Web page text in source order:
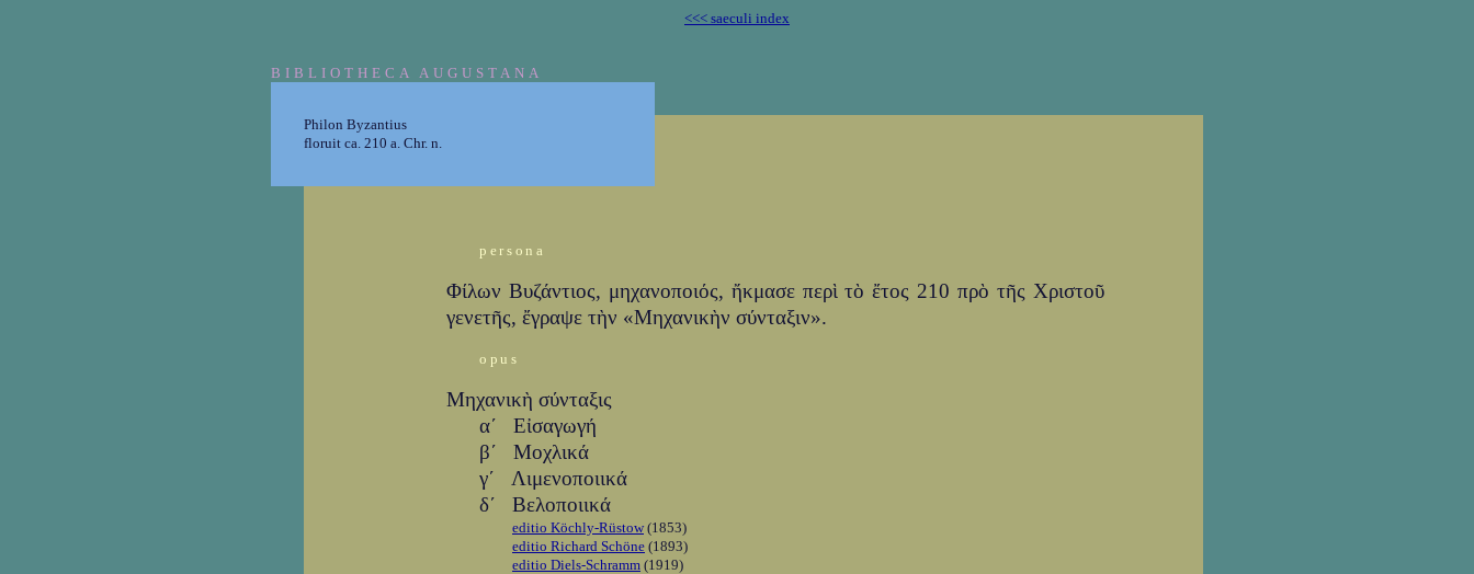
<<< saeculi index
BIBLIOTHECA AUGUSTANA
Philon Byzantius
floruit ca. 210 a. Chr. n.
persona
Φίλων Βυζάντιος, μηχανοποιός, ἤκμασε περὶ τὸ ἔτος 210 πρὸ τῆς Χριστοῦ
γενετῆς, ἔγραψε τὴν «Μηχανικὴν σύνταξιν».
opus
Μηχανικὴ σύνταξις
αʹ Εἰσαγωγή
βʹ Μοχλικά
γʹ Λιμενοποιικά
δʹ Βελοποιικά
editio Köchly-Rüstow (1853)
editio Richard Schöne (1893)
editio Diels-Schramm (1919)